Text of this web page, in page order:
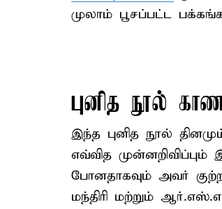
முலாம் பூசப்பட்ட
புனித நூல்
இந்த புனித நூல்
எவ்வித
போனதாகவும் அவர்
மந்திரி மற்றும்